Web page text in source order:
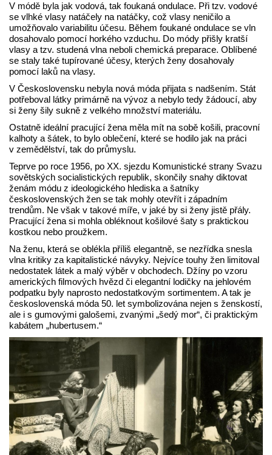
V módě byla jak vodová, tak foukaná ondulace. Při tzv. vodové
se vlhké vlasy natáčely na natáčky, což vlasy neničilo a
umožňovalo variabilitu účesu. Během foukané ondulace se vln
dosahovalo pomocí horkého vzduchu. Do módy přišly kratší
vlasy a tzv. studená vlna neboli chemická preparace. Oblíbené
se staly také tupírované účesy, kterých ženy dosahovaly
pomocí laků na vlasy.
V Československu nebyla nová móda přijata s nadšením. Stát
potřeboval látky primárně na vývoz a nebylo tedy žádoucí, aby
si ženy šily sukně z velkého množství materiálu.
Ostatně ideální pracující žena měla mít na sobě košili, pracovní
kalhoty a šátek, to bylo oblečení, které se hodilo jak na práci
v zemědělství, tak do průmyslu.
Teprve po roce 1956, po XX. sjezdu Komunistické strany Svazu
sovětských socialistických republik, skončily snahy diktovat
ženám módu z ideologického hlediska a šatníky
československých žen se tak mohly otevřít i západním
trendům. Ne však v takové míře, v jaké by si ženy jistě přály.
Pracující žena si mohla obléknout košilové šaty s praktickou
kostkou nebo proužkem.
Na ženu, která se oblékla příliš elegantně, se nezřídka snesla
vlna kritiky za kapitalistické návyky. Nejvíce touhy žen limitoval
nedostatek látek a malý výběr v obchodech. Džíny po vzoru
amerických filmových hvězd či elegantní lodičky na jehlovém
podpatku byly naprosto nedostatkovým sortimentem. A tak je
československá móda 50. let symbolizována nejen s ženskostí,
ale i s gumovými galošemi, zvanými „šedý mor“, či praktickým
kabátem „hubertusem.“